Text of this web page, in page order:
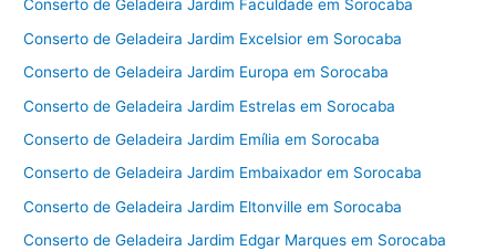
Conserto de Geladeira Jardim Faculdade em Sorocaba
Conserto de Geladeira Jardim Excelsior em Sorocaba
Conserto de Geladeira Jardim Europa em Sorocaba
Conserto de Geladeira Jardim Estrelas em Sorocaba
Conserto de Geladeira Jardim Emília em Sorocaba
Conserto de Geladeira Jardim Embaixador em Sorocaba
Conserto de Geladeira Jardim Eltonville em Sorocaba
Conserto de Geladeira Jardim Edgar Marques em Sorocaba